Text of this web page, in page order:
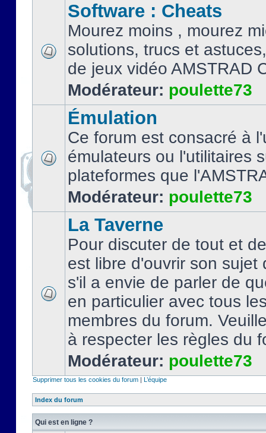
Software : Cheats
Mourez moins , mourez
solutions, trucs et
de jeux vidéo AMSTRAD
Modérateur: poulette73
Émulation
Ce forum est consacré à
émulateurs ou l'utilitaires
plateformes que
Modérateur: poulette73
La Taverne
Pour discuter de tout et
est libre d'ouvrir son sujet
s'il a envie de parler de
en particulier avec tous
membres du forum.
à respecter les règles du
Modérateur: poulette73
Supprimer tous les cookies du forum | L’équipe
Index du forum
Qui est en ligne ?